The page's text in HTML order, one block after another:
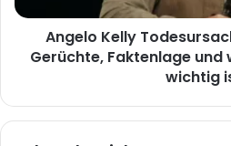
und
warum
ist
Angelo Kelly
Gerüchte, Faktenlage und
wichtig